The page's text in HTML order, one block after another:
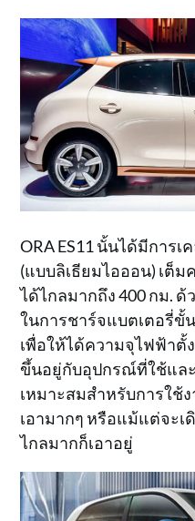
ORA ES11 นั้นได้มีการ
(แบบลิเธียมไอออน) เต็ม
ได้ไกลมากถึง 400 กม.
ในการชาร์จแบตเตอรี่ขั้
เพื่อให้ได้ความจุไฟฟ้าตั้ง
ขึ้นอยู่กับอุปกรณ์ที่ใช้แล
เหมาะสมสำหรับการใช้
เอามากๆ หรือแม้แต่จะเ
ไกลมากก็เอาอยู่